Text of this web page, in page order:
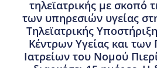
τηλεϊατρικής με σκοπό
των υπηρεσιών υγείας
Τηλεϊατρικής
Κέντρων Υγείας και των
Ιατρείων του Νομού